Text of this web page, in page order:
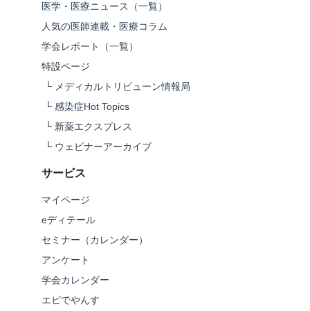
医学・医療ニュース（一覧）
人気の医師連載・医療コラム
学会レポート（一覧）
特設ページ
└ メディカルトリビューン情報局
└ 感染症Hot Topics
└ 新薬エクスプレス
└ ウェビナーアーカイブ
サービス
マイページ
eディテール
セミナー（カレンダー）
アンケート
学会カレンダー
エビでやんす